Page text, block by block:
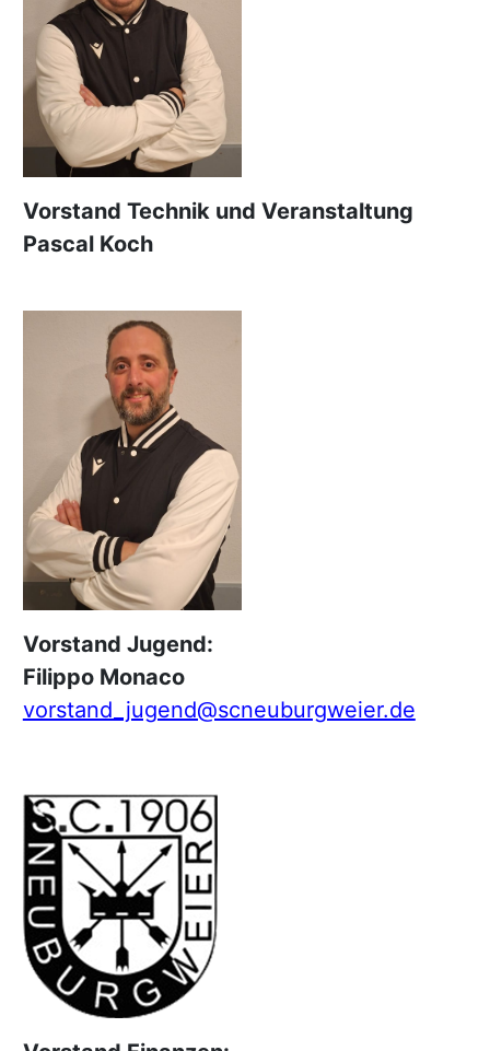
Vorstand Technik und Veranstaltung
Pascal Koch
Vorstand Jugend:
Filippo Monaco
vorstand_jugend@scneuburgweier.de